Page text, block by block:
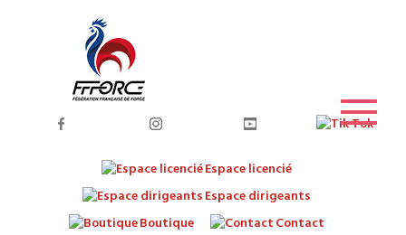
Espace licencié
Espace dirigeants
Boutique
Contact